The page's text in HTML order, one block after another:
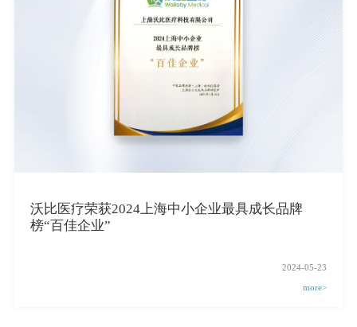
沃比医疗荣获2024上海中小企业最具成长品牌
榜“百佳企业”
2024-05-23
more>